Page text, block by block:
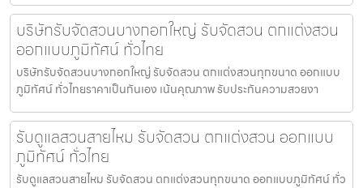
บริษัทรับจัดสวนบางกอกใหญ่ รับจัดสวน ตกแต่งสวน
ออกแบบภูมิทัศน์ ทั่วไทย
บริษัทรับจัดสวนบางกอกใหญ่ รับจัดสวน ตกแต่งสวนทุกขนาด ออกแบบ
ภูมิทัศน์ ทั่วไทยราคาเป็นกันเอง เน้นคุณภาพ รับประกันความสวยงา
รับดูแลสวนสายไหม รับจัดสวน ตกแต่งสวน ออกแบบ
ภูมิทัศน์ ทั่วไทย
รับดูแลสวนสายไหม รับจัดสวน ตกแต่งสวนทุกขนาด ออกแบบภูมิทัศน์ ทั่ว